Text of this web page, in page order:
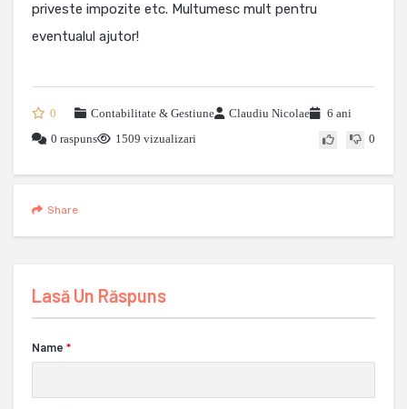
priveste impozite etc. Multumesc mult pentru
eventualul ajutor!
0 Contabilitate & Gestiune Claudiu Nicolae
6 ani
0 raspuns
1509 vizualizari 0
Share
Lasă Un Răspuns
Name *